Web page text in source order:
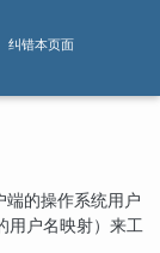
纠错本页面
的操作系统用户
用户名映射）来工